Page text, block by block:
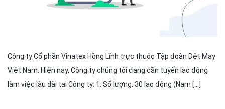
Công ty Cổ phần Vinatex Hồng Lĩnh trực thuộc Tập đoàn Dệt May
Việt Nam. Hiện nay, Công ty chúng tôi đang cần tuyển lao động
làm việc lâu dài tại Công ty: 1. Số lượng: 30 lao động (Nam […]